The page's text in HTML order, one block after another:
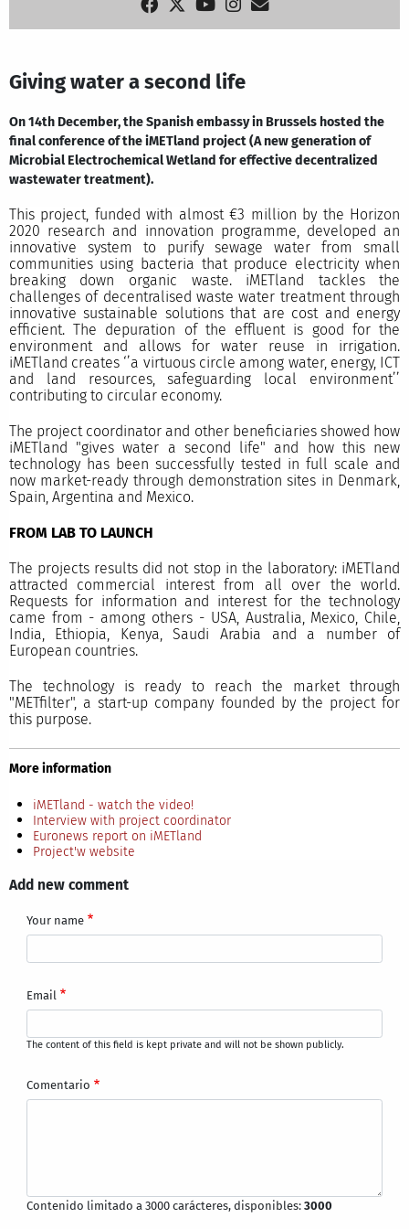
Giving water a second life
On 14th December, the Spanish embassy in Brussels hosted the
final conference of the iMETland project (A new generation of
Microbial Electrochemical Wetland for effective decentralized
wastewater treatment).
This project, funded with almost €3 million by the Horizon
2020 research and innovation programme, developed an
innovative system to purify sewage water from small
communities using bacteria that produce electricity when
breaking down organic waste. iMETland tackles the
challenges of decentralised waste water treatment through
innovative sustainable solutions that are cost and energy
efficient. The depuration of the effluent is good for the
environment and allows for water reuse in irrigation.
iMETland creates ‘’a virtuous circle among water, energy, ICT
and land resources, safeguarding local environment’’
contributing to circular economy.
The project coordinator and other beneficiaries showed how
iMETland "gives water a second life" and how this new
technology has been successfully tested in full scale and
now market-ready through demonstration sites in Denmark,
Spain, Argentina and Mexico.
FROM LAB TO LAUNCH
The projects results did not stop in the laboratory: iMETland
attracted commercial interest from all over the world.
Requests for information and interest for the technology
came from - among others - USA, Australia, Mexico, Chile,
India, Ethiopia, Kenya, Saudi Arabia and a number of
European countries.
The technology is ready to reach the market through
"METfilter", a start-up company founded by the project for
this purpose.
More information
iMETland - watch the video!
Interview with project coordinator
Euronews report on iMETland
Project'w website
Add new comment
Your name
Email
The content of this field is kept private and will not be shown publicly.
Comentario
Contenido limitado a 3000 carácteres, disponibles:3000